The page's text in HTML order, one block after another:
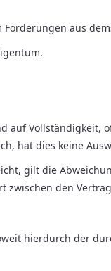
aus
auf
hat dies keine
gilt die
zwischen den
hierdurch der